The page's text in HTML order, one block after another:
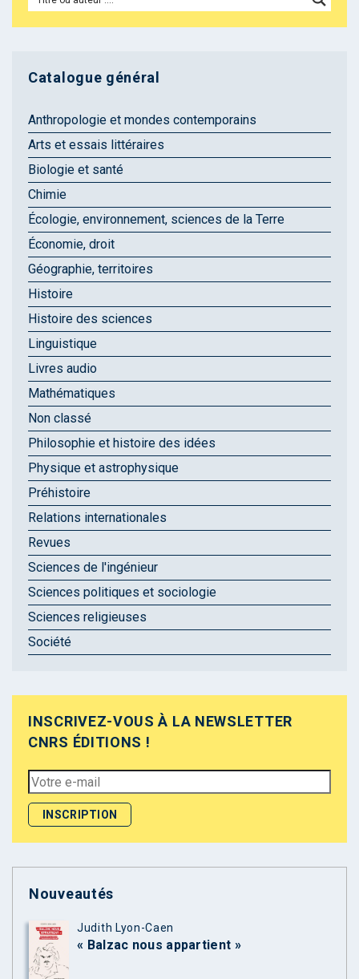
Catalogue général
Anthropologie et mondes contemporains
Arts et essais littéraires
Biologie et santé
Chimie
Écologie, environnement, sciences de la Terre
Économie, droit
Géographie, territoires
Histoire
Histoire des sciences
Linguistique
Livres audio
Mathématiques
Non classé
Philosophie et histoire des idées
Physique et astrophysique
Préhistoire
Relations internationales
Revues
Sciences de l'ingénieur
Sciences politiques et sociologie
Sciences religieuses
Société
INSCRIVEZ-VOUS À LA NEWSLETTER
CNRS ÉDITIONS !
Nouveautés
Judith Lyon-Caen
« Balzac nous appartient »